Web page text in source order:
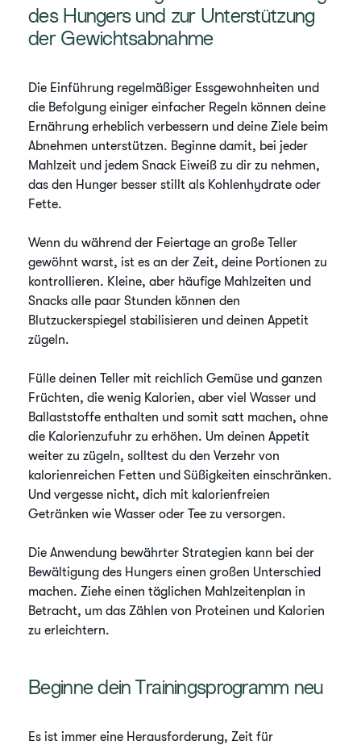
des Hungers und zur Unterstützung
der Gewichtsabnahme
Die Einführung regelmäßiger Essgewohnheiten und
die Befolgung einiger einfacher Regeln können deine
Ernährung erheblich verbessern und deine Ziele beim
Abnehmen unterstützen. Beginne damit, bei jeder
Mahlzeit und jedem Snack Eiweiß zu dir zu nehmen,
das den Hunger besser stillt als Kohlenhydrate oder
Fette.
Wenn du während der Feiertage an große Teller
gewöhnt warst, ist es an der Zeit, deine Portionen zu
kontrollieren. Kleine, aber häufige Mahlzeiten und
Snacks alle paar Stunden können den
Blutzuckerspiegel stabilisieren und deinen Appetit
zügeln.
Fülle deinen Teller mit reichlich Gemüse und ganzen
Früchten, die wenig Kalorien, aber viel Wasser und
Ballaststoffe enthalten und somit satt machen, ohne
die Kalorienzufuhr zu erhöhen. Um deinen Appetit
weiter zu zügeln, solltest du den Verzehr von
kalorienreichen Fetten und Süßigkeiten einschränken.
Und vergesse nicht, dich mit kalorienfreien
Getränken wie Wasser oder Tee zu versorgen.
Die Anwendung bewährter Strategien kann bei der
Bewältigung des Hungers einen großen Unterschied
machen. Ziehe einen täglichen Mahlzeitenplan in
Betracht, um das Zählen von Proteinen und Kalorien
zu erleichtern.
Beginne dein Trainingsprogramm neu
Es ist immer eine Herausforderung, Zeit für